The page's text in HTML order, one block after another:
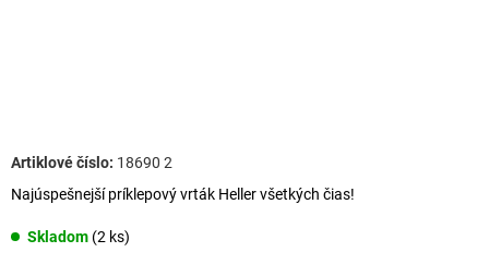
Skladom (2 ks)
Najúspešnejší príklepový vrták Heller všetkých čias!
18690 2